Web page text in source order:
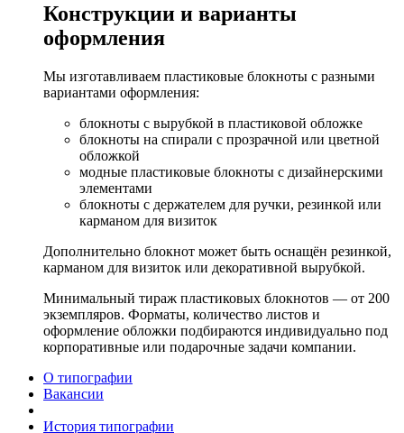
Конструкции и варианты
оформления
Мы изготавливаем пластиковые блокноты с разными
вариантами оформления:
блокноты с вырубкой в пластиковой обложке
блокноты на спирали с прозрачной или цветной
обложкой
модные пластиковые блокноты с дизайнерскими
элементами
блокноты с держателем для ручки, резинкой или
карманом для визиток
Дополнительно блокнот может быть оснащён резинкой,
карманом для визиток или декоративной вырубкой.
Минимальный тираж пластиковых блокнотов — от 200
экземпляров. Форматы, количество листов и
оформление обложки подбираются индивидуально под
корпоративные или подарочные задачи компании.
О типографии
Вакансии
История типографии